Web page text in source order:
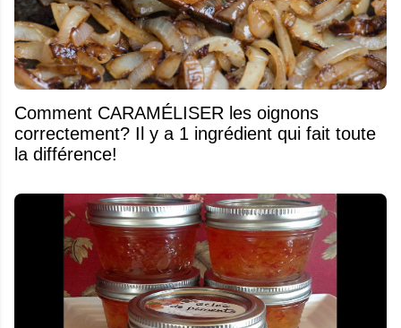
Comment CARAMÉLISER les oignons
correctement? Il y a 1 ingrédient qui fait toute
la différence!